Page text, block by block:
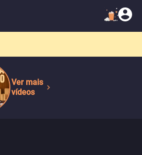
Ver mais
vídeos